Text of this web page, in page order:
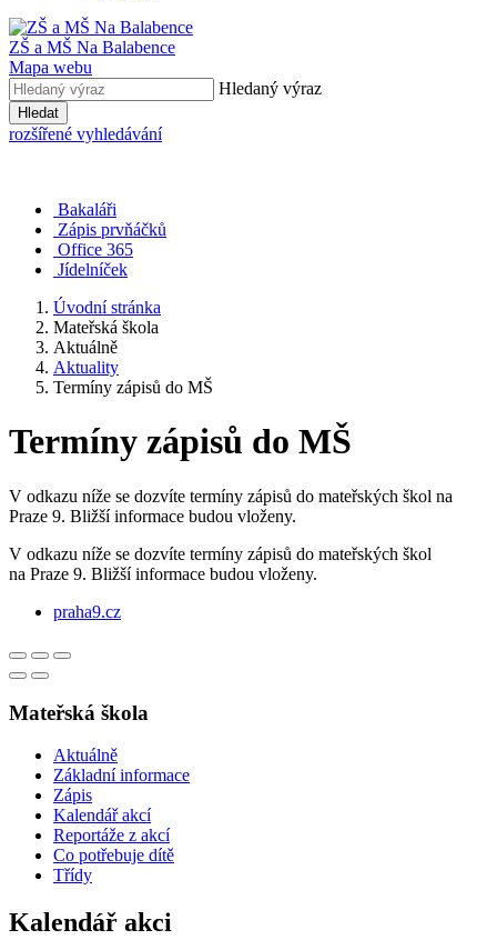
ZŠ a MŠ Na Balabence
Mapa webu
Hledaný výraz
Hledat
rozšířené vyhledávání
Bakaláři
Zápis prvňáčků
Office 365
Jídelníček
Úvodní stránka
Mateřská škola
Aktuálně
Aktuality
Termíny zápisů do MŠ
Termíny zápisů do MŠ
V odkazu níže se dozvíte termíny zápisů do mateřských škol na
Praze 9. Bližší informace budou vloženy.
V odkazu níže se dozvíte termíny zápisů do mateřských škol
na Praze 9. Bližší informace budou vloženy.
praha9.cz
Mateřská škola
Aktuálně
Základní informace
Zápis
Kalendář akcí
Reportáže z akcí
Co potřebuje dítě
Třídy
Kalendář akci